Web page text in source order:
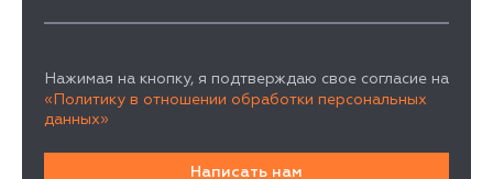
Нажимая на кнопку, я подтверждаю свое согласие на
«Политику в отношении обработки персональных
данных»